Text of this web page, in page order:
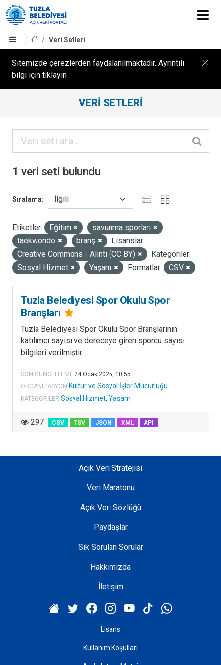
Veri Setleri
Sitemizde çerezlerden faydalanılmaktadır. Ayrıntılı
bilgi için tıklayın
Sonuçları
ORGANIZASYONLAR
KATEGORILER
ETIKETLER
LISANSLAR
VERI SETLERI
1 veri seti bulundu
Sıralama
Etiketler: Eğitim
savunma sporları
taekwondo
branş
Lisanslar:
Creative Commons - Alıntı (CC BY)
Kategoriler:
Sosyal Hizmet
Yaşam Formatlar: CSV
Tuzla Belediyesi Spor Okulu Spor
Branşları
Tuzla Belediyesi Spor Okulu Spor Branşlarının
katılımcı sayısı ve dereceye giren sporcu sayısı
bilgileri verilmiştir.
SON GÜNCELLEME 24 Ocak 2025, 10:55
ORGANIZASYON Kültür ve Sosyal İşler Müdürlüğü
KATEGORILER Sosyal Hizmet, Yaşam
297 CSV TSV JSON XML API
Açık Veri Stratejisi
Veri Maratonu
Açık Veri Sözlüğü
Paydaşlar
Sık Sorulan Sorular
Hakkımızda
İletişim
Lisans
Kullanım Koşulları